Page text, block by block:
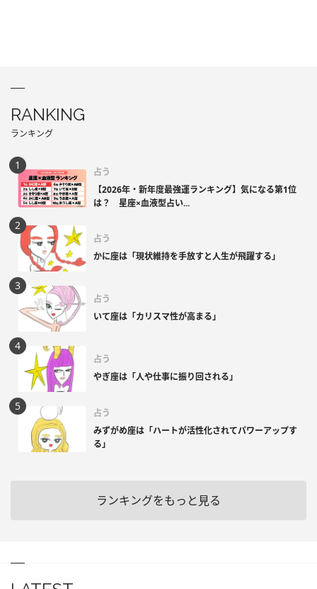
RANKING
ランキング
占う
【2026年・新年度最強運ランキング】気になる第1位
は？ 星座×血液型占い...
占う
かに座は「現状維持を手放すと人生が飛躍する」
占う
いて座は「カリスマ性が高まる」
占う
やぎ座は「人や仕事に振り回される」
占う
みずがめ座は「ハートが活性化されてパワーアップす
る」
ランキングをもっと見る